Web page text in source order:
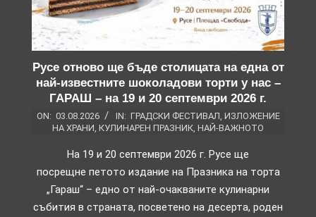
Русе отново ще бъде столицата на една от
най-известните шоколадови торти у нас –
ГАРАШ – на 19 и 20 септември 2026 г.
ON: 03.08.2026 IN: ГРАДСКИ ФЕСТИВАЛ ИЗЛОЖЕНИЕ
НА ХРАНИ КУЛИНАРЕН ПРАЗНИК НАЙ-ВАЖНОТО
На 19 и 20 септември 2026 г. Русе ще
посрещне петото издание на Празника на торта
„Гараш“ – едно от най-очакваните кулинарни
събития в страната, посветено на десерта, роден